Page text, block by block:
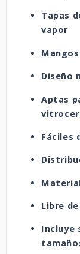
Tapas
vapor
Diseño
Aptas
Fáciles
Libre
Incluye